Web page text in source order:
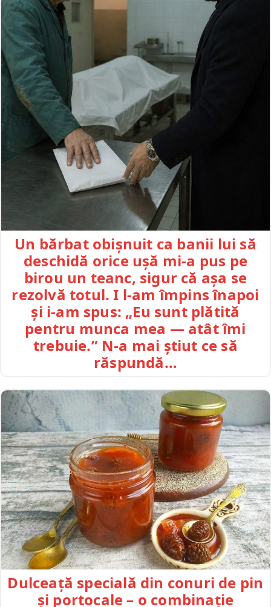
Un bărbat obișnuit ca banii lui să
deschidă orice ușă mi-a pus pe
birou un teanc, sigur că așa se
rezolvă totul. I l-am împins înapoi
și i-am spus: „Eu sunt plătită
pentru munca mea — atât îmi
trebuie.” N-a mai știut ce să
răspundă…
Dulceață specială din conuri de pin
și portocale – o combinație